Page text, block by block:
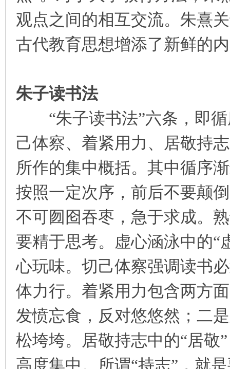
观点之间的相互交流。朱熹
古代教育思想增添了新鲜的
朱子读书法
“朱子读书法”六条，即循
己体察、着紧用力、居敬持
所作的集中概括。其中循序
按照一定次序，前后不要颠
不可囫囵吞枣，急于求成。
要精于思考。虚心涵泳中的“
心玩味。切己体察强调读书
体力行。着紧用力包含两方
发愤忘食，反对悠悠然；二
松垮垮。居敬持志中的“居敬
高度集中。所谓“持志”，就